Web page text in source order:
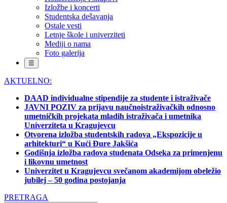
Izložbe i koncerti
Studentska dešavanja
Ostale vesti
Letnje škole i univerziteti
Mediji o nama
Foto galerija
☰
AKTUELNO:
DAAD individualne stipendije za studente i istraživače
JAVNI POZIV za prijavu naučnoistraživačkih odnosno
umetničkih projekata mladih istraživača i umetnika
Univerziteta u Kragujevcu
Otvorena izložba studentskih radova „Ekspozicije u
arhitekturi“ u Kući Đure Jakšića
Godišnja izložba radova studenata Odseka za primenjenu
i likovnu umetnost
Univerzitet u Kragujevcu svečanom akademijom obeležio
jubilej – 50 godina postojanja
PRETRAGA